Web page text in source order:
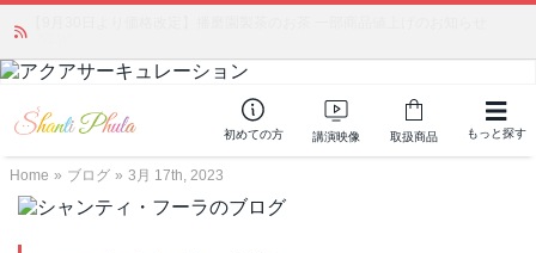
初めての方 講演映像 取扱商品 もっと探す
Home » ブログ » 3月 17th, 2023